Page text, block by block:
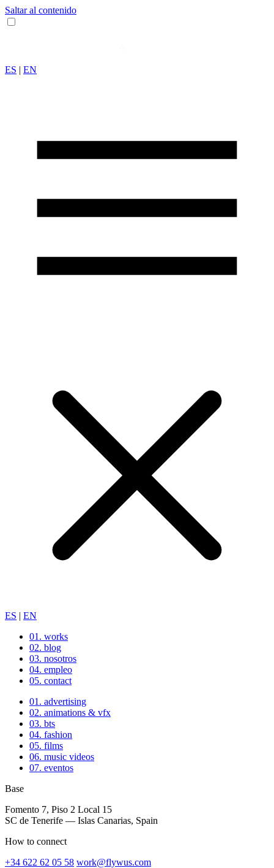
Saltar al contenido
ES | EN
ES | EN
01. works
02. blog
03. nosotros
04. empleo
05. contact
01. advertising
02. animations & vfx
03. bts
04. fashion
05. films
06. music videos
07. eventos
Base
Fomento 7, Piso 2 Local 15
SC de Tenerife — Islas Canarias, Spain
How to connect
+34 622 62 05 58 work@flywus.com